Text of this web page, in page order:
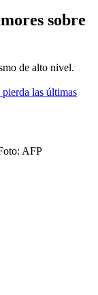
sobre
de alto nivel.
las últimas
AFP